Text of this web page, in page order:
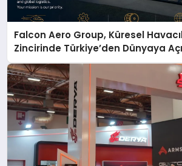
Falcon Aero Group, Küresel
Zincirinde Türkiye’den Dünyaya